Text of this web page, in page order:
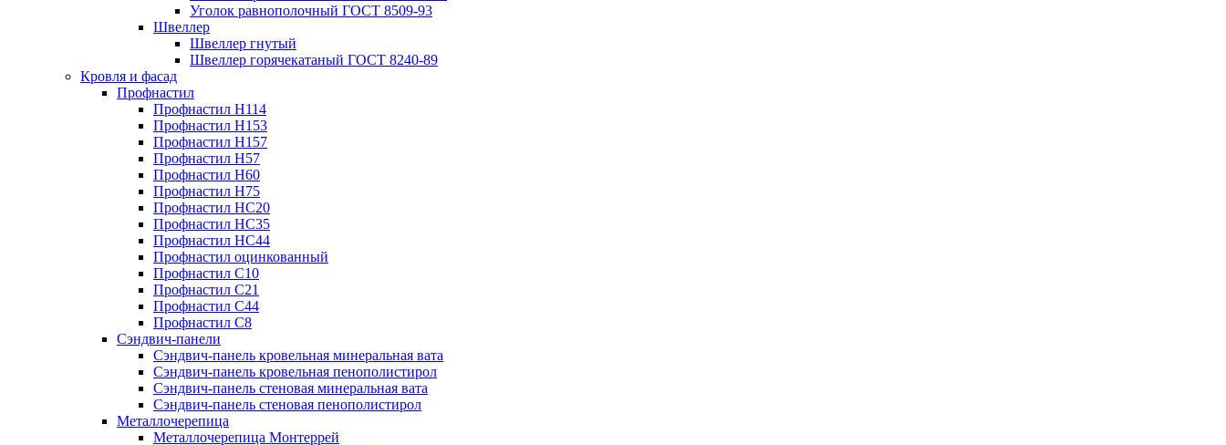
Уголок равнополочный ГОСТ 8509-93
Швеллер
Швеллер гнутый
Швеллер горячекатаный ГОСТ 8240-89
Кровля и фасад
Профнастил
Профнастил Н114
Профнастил Н153
Профнастил Н157
Профнастил Н57
Профнастил Н60
Профнастил Н75
Профнастил НС20
Профнастил НС35
Профнастил НС44
Профнастил оцинкованный
Профнастил С10
Профнастил С21
Профнастил С44
Профнастил С8
Сэндвич-панели
Сэндвич-панель кровельная минеральная вата
Сэндвич-панель кровельная пенополистирол
Сэндвич-панель стеновая минеральная вата
Сэндвич-панель стеновая пенополистирол
Металлочерепица
Металлочерепица Монтеррей